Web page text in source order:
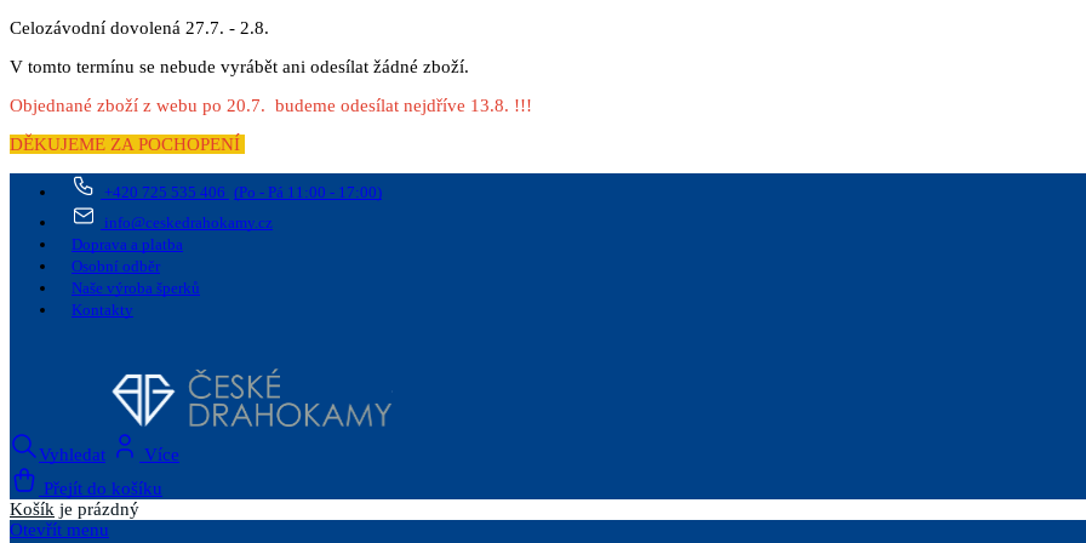
Celozávodní dovolená 27.7. - 2.8.
V tomto termínu se nebude vyrábět ani odesílat žádné zboží.
Objednané zboží z webu po 20.7. budeme odesílat nejdříve 13.8. !!!
DĚKUJEME ZA POCHOPENÍ
+420 725 535 406 (Po - Pá 11:00 - 17:00)
info@ceskedrahokamy.cz
Doprava a platba
Osobní odběr
Naše výroba šperků
Kontakty
Vyhledat
Více
Přejít do košíku
Košík je prázdný
Otevřít menu